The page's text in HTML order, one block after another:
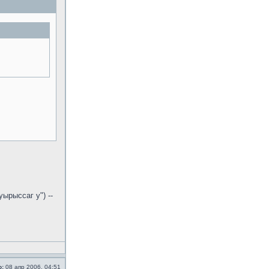
у") --
08 апр 2006, 04:51